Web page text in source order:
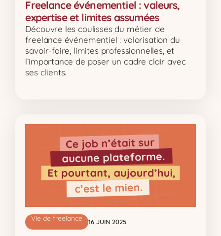
Freelance événementiel : valeurs,
expertise et limites assumées
Découvre les coulisses du métier de
freelance événementiel : valorisation du
savoir-faire, limites professionnelles, et
l’importance de poser un cadre clair avec
ses clients.
Vie de freelance 16 JUIN 2025